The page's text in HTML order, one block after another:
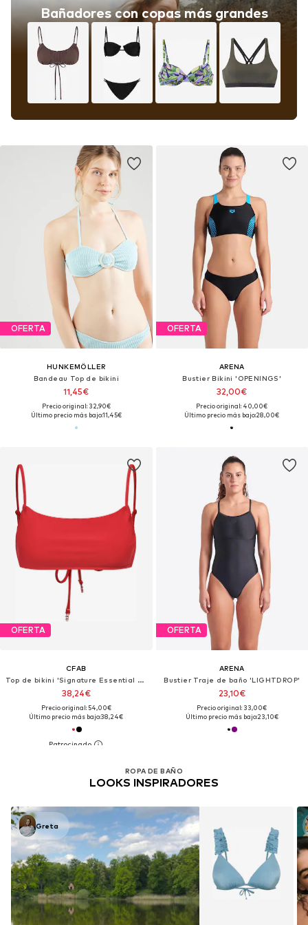
Bañadores con copas más grandes
OFERTA
HUNKEMÖLLER
Bandeau Top de bikini
11,45€
Precio original: 32,90€
Último precio más bajo:11,45€
OFERTA
ARENA
Bustier Bikini 'OPENINGS'
32,00€
Precio original: 40,00€
Último precio más bajo:28,00€
OFERTA
CFAB
Top de bikini 'Signature Essential Swim Top'
38,24€
Precio original: 54,00€
Último precio más bajo:38,24€
OFERTA
ARENA
Bustier Traje de baño 'LIGHTDROP'
23,10€
Precio original: 33,00€
Último precio más bajo:23,10€
ROPA DE BAÑO
LOOKS INSPIRADORES
Greta